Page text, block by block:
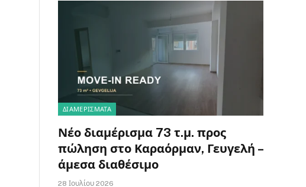
ΔΙΑΜΕΡΊΣΜΑΤΑ
Νέο διαμέρισμα 73 τ.μ. προς
πώληση στο Καραόρμαν, Γευγελή –
άμεσα διαθέσιμο
28 Ιουλίου 2026